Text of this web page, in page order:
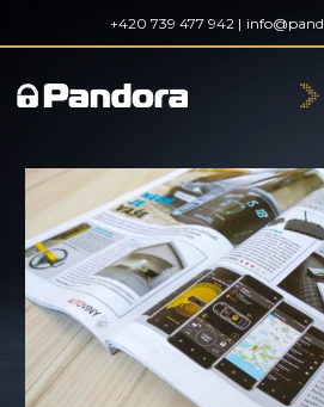
+420 739 477 942 |